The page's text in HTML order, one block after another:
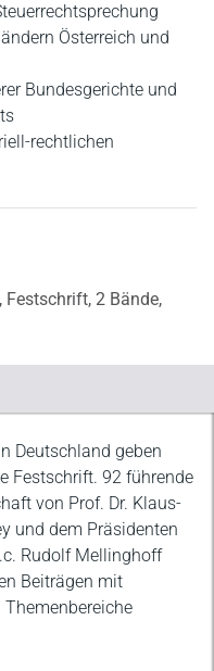
Österreich und
Bundesgerichte und
rechtlichen
Festschrift, 2 Bände,
Deutschland geben
Festschrift. 92 führende
von Prof. Dr. Klaus-
und dem Präsidenten
Rudolf Mellinghoff
Beiträgen mit